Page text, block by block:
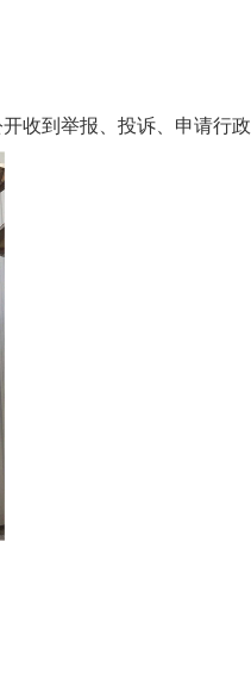
到举报、投诉、申请行政